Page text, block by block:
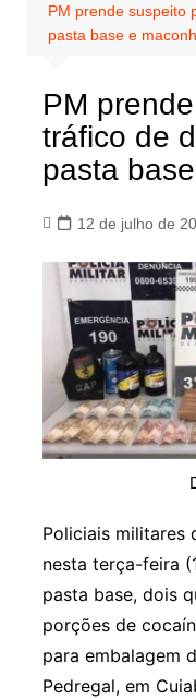
PM prende suspeito
pasta base e
PM
tráfico de
pasta
12 de julho de
Policiais militares
nesta terça-feira
pasta base, dois
porções de
para embalagem
Pedregal, em